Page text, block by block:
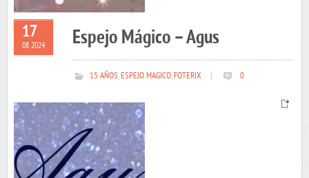
17
08 2024 Espejo Mágico – Agus
15 AÑOS,ESPEJO MAGICO,FOTERIX 0